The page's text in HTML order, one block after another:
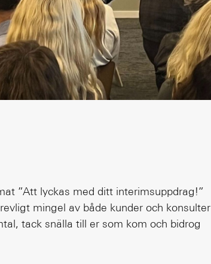
”Att lyckas med ditt interimsuppdrag!”
mingel av både kunder och konsulter
tack snälla till er som kom och bidrog